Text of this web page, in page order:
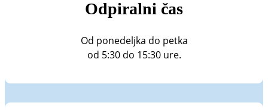
Odpiralni čas
Od ponedeljka do petka
od 5:30 do 15:30 ure.